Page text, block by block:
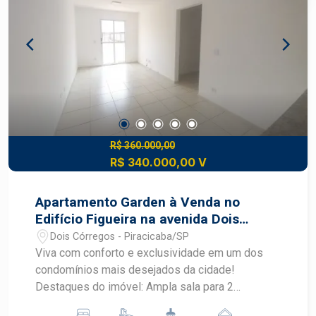
R$ 360.000,00
R$ 340.000,00 V
Apartamento Garden à Venda no
Edifício Figueira na avenida Dois
Corregos
Dois Córregos - Piracicaba/SP
Viva com conforto e exclusividade em um dos
condomínios mais desejados da cidade!
Destaques do imóvel: Ampla sala para 2